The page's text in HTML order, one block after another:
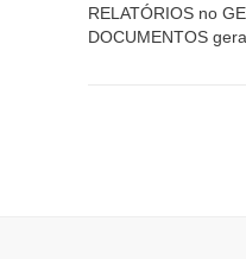
RELATÓRIOS no
DOCUMENTOS